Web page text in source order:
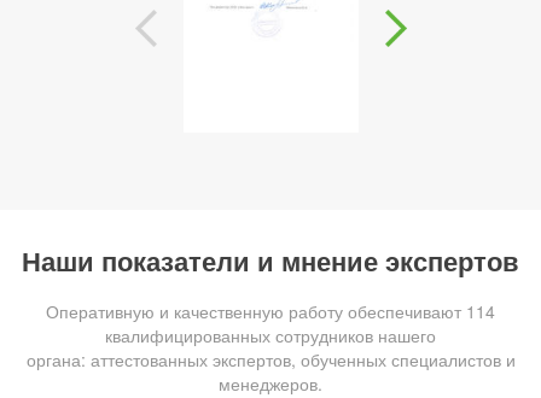
Наши показатели и мнение экспертов
Оперативную и качественную работу обеспечивают 114
квалифицированных сотрудников нашего
органа: аттестованных экспертов, обученных специалистов и
менеджеров.